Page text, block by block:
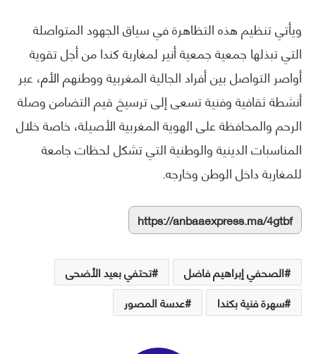
ويأتي تنظيم هذه التظاهرة في سياق الجهود المتواصلة
التي تبذلها جمعية جمعية أنير لمغاربة كندا من أجل تقوية
أواصر التواصل بين أفراد الجالية المغربية ووطنهم الأم، عبر
أنشطة ثقافية وفنية تسعى إلى ترسيخ قيم التضامن وصلة
الرحم والمحافظة على الهوية المغربية الأصيلة، خاصة خلال
المناسبات الدينية والوطنية التي تشكل لحظات جامعة
للمغاربة داخل الوطن وخارجه.
https://anbaaexpress.ma/4gtbf
الصحفي إبراهيم فاضل
تحتفي بعيد الأضحى
سهرة فنية بكندا
عدسة المصور